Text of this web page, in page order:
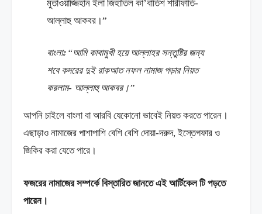
মুতাওয়াজ্জিহান ইলা জিহাতিল কা’বাতিশ শারীফাতি-
আল্লাহু আকবর।”
বাংলাঃ “আমি কাবামুখী হয়ে আল্লাহর সন্তুষ্টির জন্য
শবে কদরের দুই রাকআত নফল নামাজ পড়ার নিয়ত
করলাম- আল্লাহু আকবর।”
আপনি চাইলে বাংলা বা আরবি যেকোনো ভাবেই নিয়ত করতে পারেন।
এছাড়াও নামাজের পাশাপাশি বেশি বেশি দোয়া-দরুদ, ইস্তেগফার ও
জিকির করা যেতে পারে।
ফজরের নামাজের সম্পর্কে বিস্তারিত জানতে এই আর্টিকেল টি পড়তে
পারেন।